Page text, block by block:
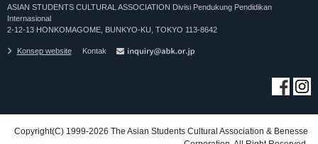
ASIAN STUDENTS CULTURAL ASSOCIATION Divisi Pendukung Pendidikan
Internasional
2-12-13 HONKOMAGOME, BUNKYO-KU, TOKYO 113-8642
Konsep website Kontak
Copyright(C) 1999-2026 The Asian Students Cultural Association & Benesse